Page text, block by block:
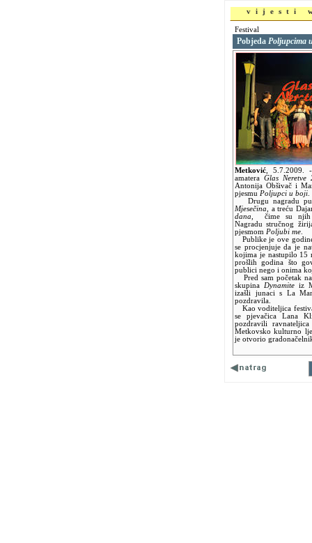
vijesti
Festival
Pobjeda Poljupcima
Metković 5.7.2009.
amateraGlas Neretve
Antonija Obšivač i
pjesmu Poljupci u boji
Drugu nagradu
Mjesečina , a treću
dana,
čime su njih
Nagradu stručnog
pjesmom Poljubi me
Publike je ove
se procjenjuje da je
kojima je nastupilo 15
prošlih godina što
publici nego i onima
Pred sam početak
skupina Dynamite iz
izašli junaci s La
pozdravila.
Kao voditeljica
se pjevačica Lana
pozdravili
Metkovsko kulturno
je otvorio